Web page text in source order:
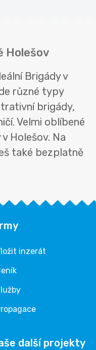
Holešov
Brigády v
různé typy
brigády,
Velmi oblíbené
Holešov. Na
také bezplatně
inzerát
další projekty